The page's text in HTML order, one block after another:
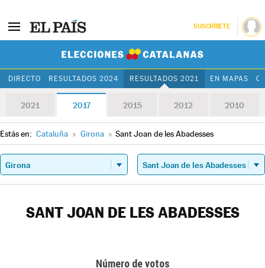
SUSCRÍBETE
DIRECTO RESULTADOS 2024 RESULTADOS 2021 EN MAPAS
2021 2017 2015 2012 2010
Estás en: Cataluña » Girona » Sant Joan de les Abadesses
SANT JOAN DE LES ABADESSES
Número de votos